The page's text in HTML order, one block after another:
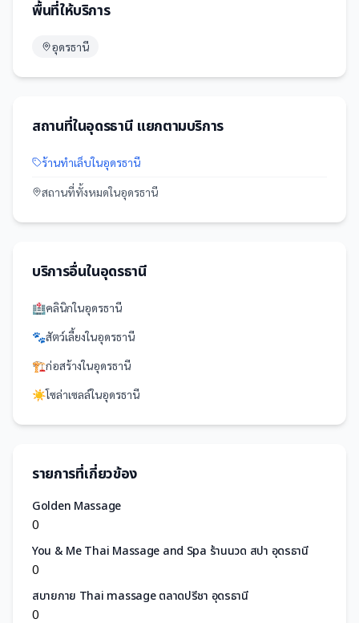
พื้นที่ให้บริการ
อุดรธานี
สถานที่ในอุดรธานีแยกตามบริการ
ร้านทำเล็บในอุดรธานี
สถานที่ทั้งหมดในอุดรธานี
บริการอื่นในอุดรธานี
🏥คลินิกในอุดรธานี
🐾สัตว์เลี้ยงในอุดรธานี
🏗️ก่อสร้างในอุดรธานี
☀️โซล่าเซลล์ในอุดรธานี
รายการที่เกี่ยวข้อง
Golden Massage
0
You & Me​ Thai​ Massage and Spa ร้านนวด สปา อุดรธานี
0
สบายกาย Thai massage ตลาดปรีชา อุดรธานี
0